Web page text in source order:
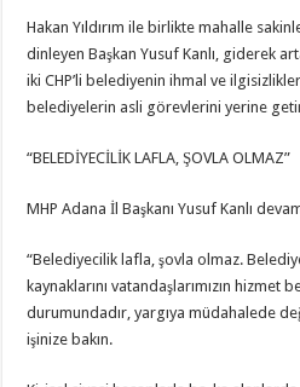
Hakan Yıldırım ile birlikte mahalle
dinleyen Başkan Yusuf Kanlı, giderek
iki CHP’li belediyenin ihmal ve
belediyelerin asli görevlerini yerine
“BELEDİYECİLİK LAFLA, ŞOVLA OLMAZ”
MHP Adana İl Başkanı Yusuf Kanlı
“Belediyecilik lafla, şovla olmaz.
kaynaklarını vatandaşlarımızın
durumundadır, yargıya müdahalede
işinize bakın.